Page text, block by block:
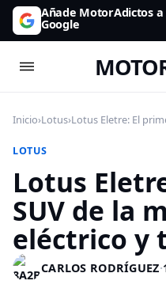
Añade MotorAdictos
Google
Inicio›Lotus›Lotus Eletre: El
LOTUS
Lotus
SUV de la
eléctrico y
CARLOS RODRÍGUEZ·